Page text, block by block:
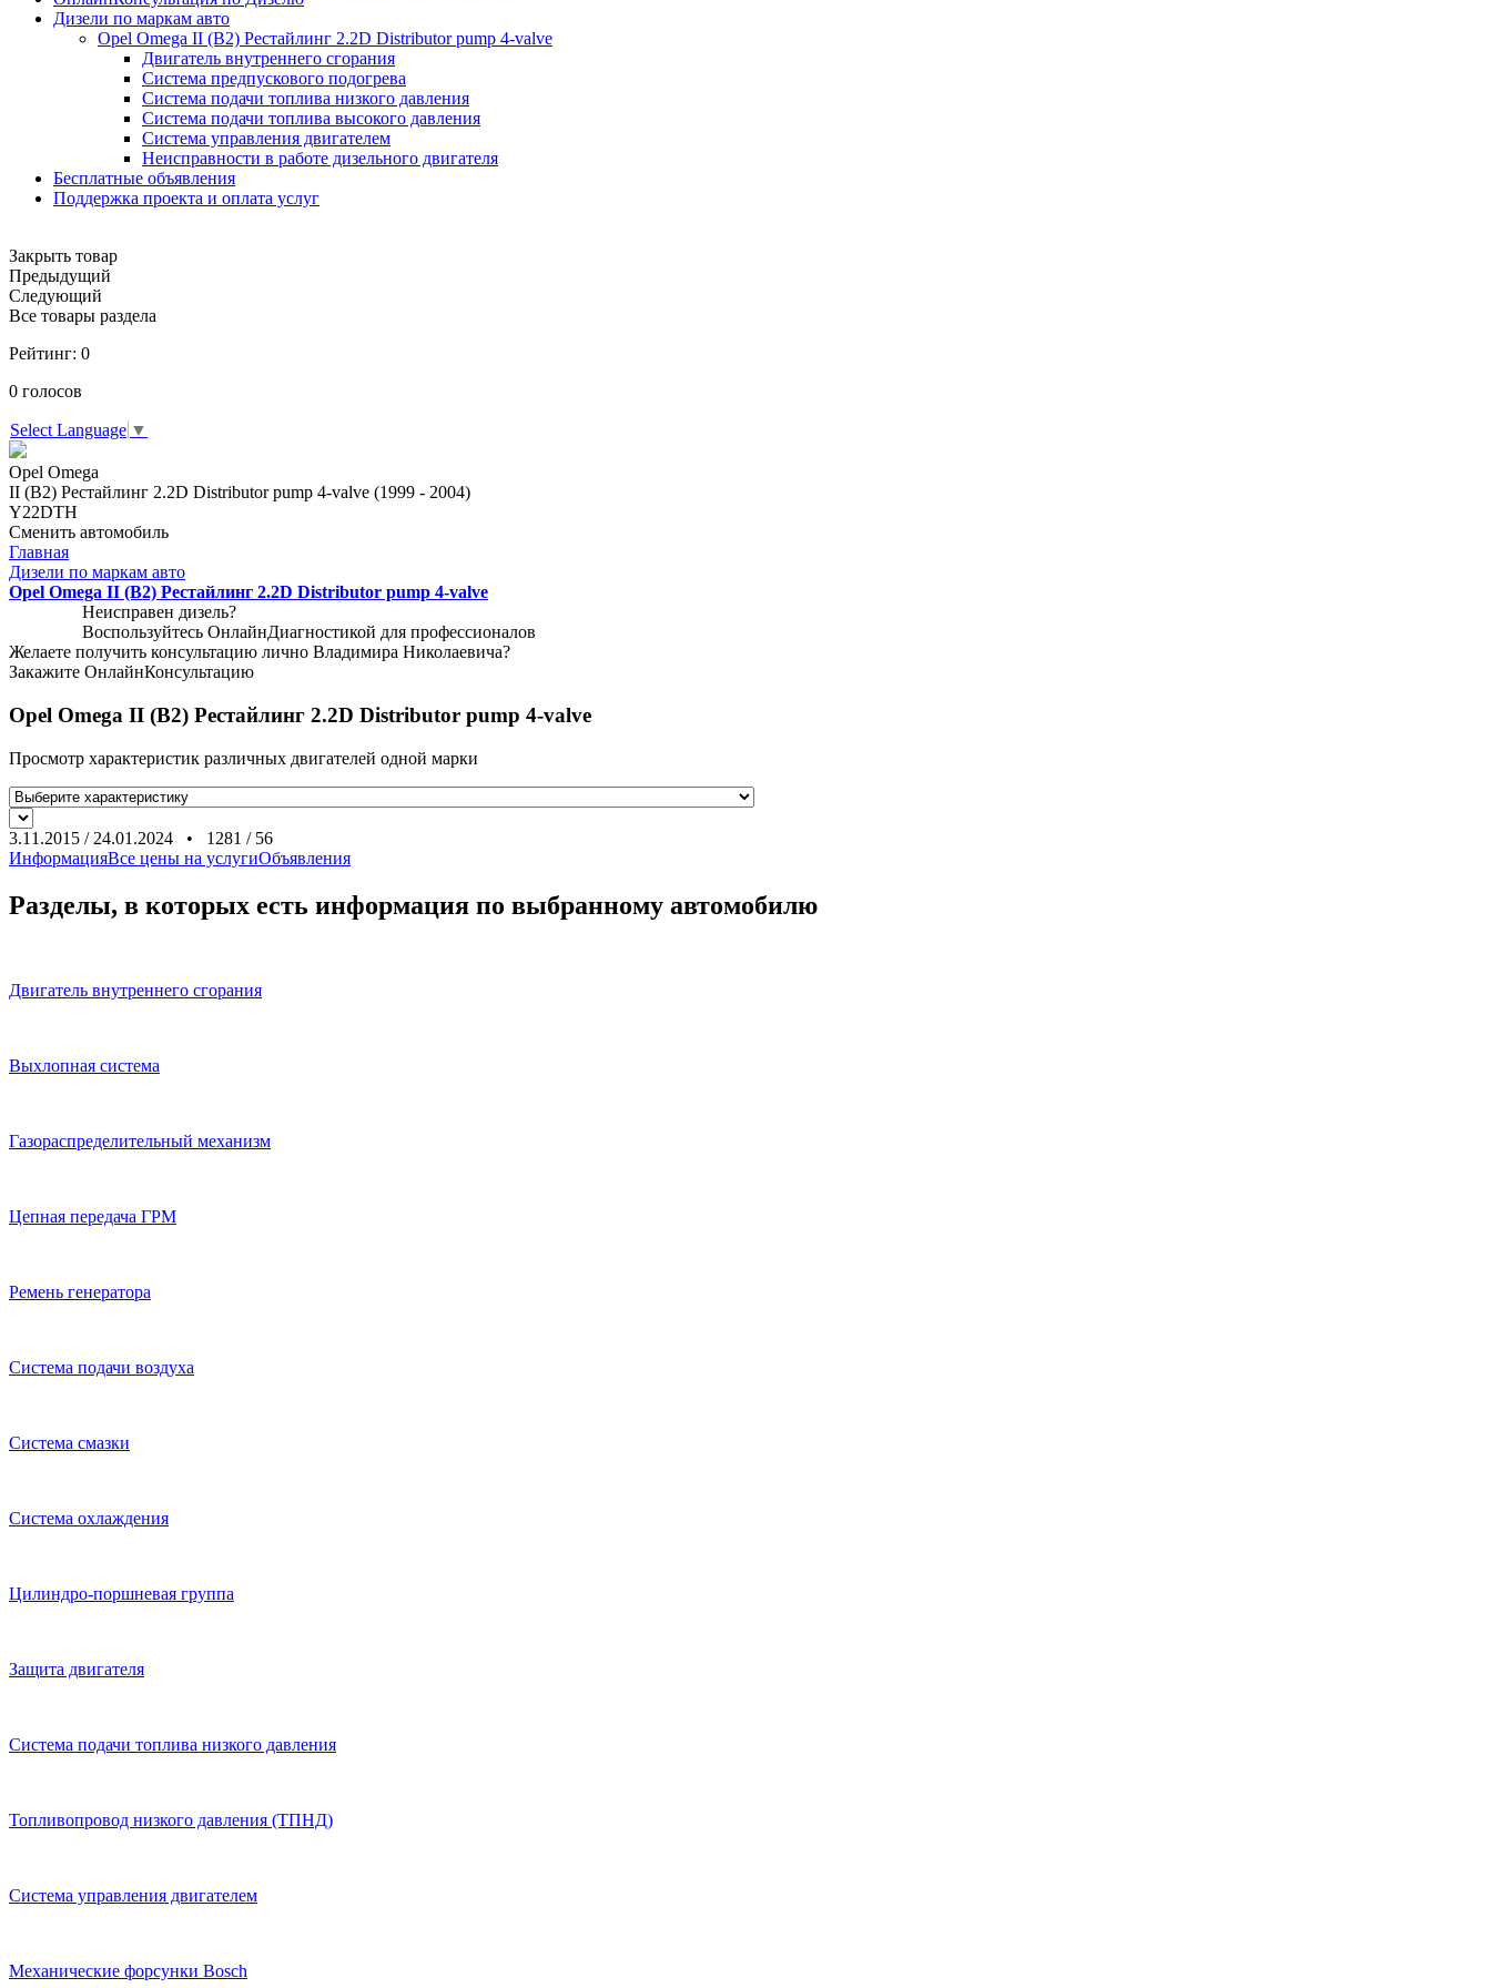
Дизели по маркам авто
Opel Omega II (B2) Рестайлинг 2.2D Distributor pump 4-valve
Двигатель внутреннего сгорания
Система предпускового подогрева
Система подачи топлива низкого давления
Система подачи топлива высокого давления
Система управления двигателем
Неисправности в работе дизельного двигателя
Бесплатные объявления
Поддержка проекта и оплата услуг
Закрыть товар
Предыдущий
Следующий
Все товары раздела
Рейтинг: 0
0 голосов
Select Language ▼
Opel Omega
II (B2) Рестайлинг 2.2D Distributor pump 4-valve (1999 - 2004)
Y22DTH
Сменить автомобиль
Главная
Дизели по маркам авто
Opel Omega II (B2) Рестайлинг 2.2D Distributor pump 4-valve
Неисправен дизель?
Воспользуйтесь ОнлайнДиагностикой для профессионалов
Желаете получить консультацию лично Владимира Николаевича?
Закажите ОнлайнКонсультацию
Opel Omega II (B2) Рестайлинг 2.2D Distributor pump 4-valve
Просмотр характеристик различных двигателей одной марки
3.11.2015 / 24.01.2024 • 1281 / 56
ИнформацияВсе цены на услугиОбъявления
Разделы, в которых есть информация по выбранному автомобилю
Двигатель внутреннего сгорания
Выхлопная система
Газораспределительный механизм
Цепная передача ГРМ
Ремень генератора
Система подачи воздуха
Система смазки
Система охлаждения
Цилиндро-поршневая группа
Защита двигателя
Система подачи топлива низкого давления
Топливопровод низкого давления (ТПНД)
Система управления двигателем
Механические форсунки Bosch